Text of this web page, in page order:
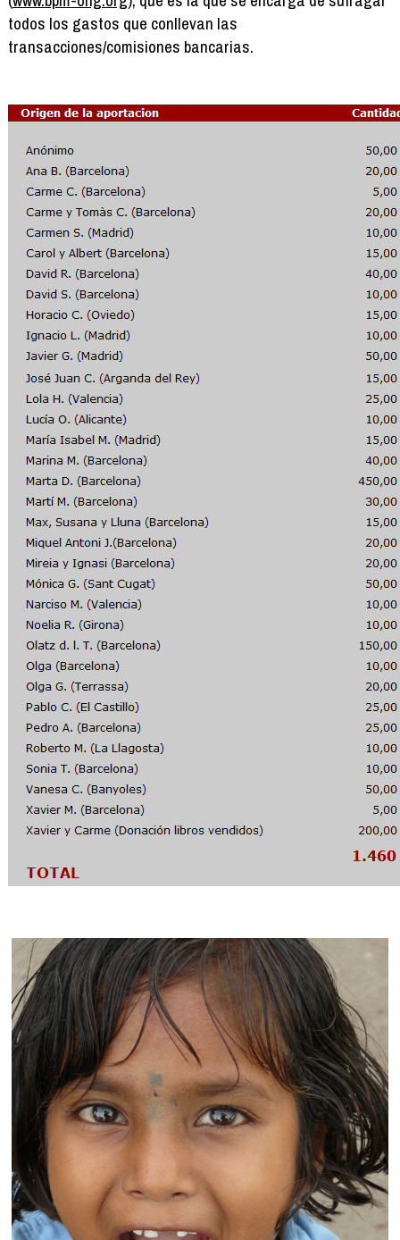
todos los gastos que conllevan las
transacciones/comisiones bancarias.